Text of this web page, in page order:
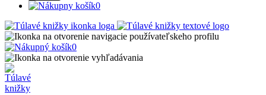
0
0